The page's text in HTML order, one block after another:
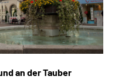
an der Tauber